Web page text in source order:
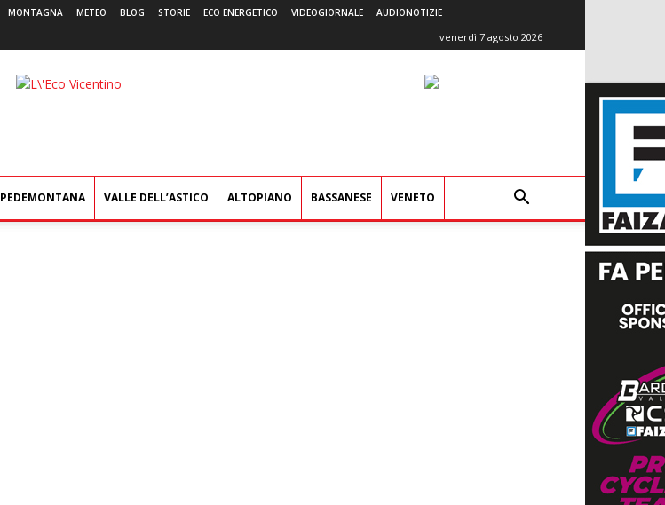
MONTAGNA METEO BLOG STORIE ECO ENERGETICO VIDEOGIORNALE AUDIONOTIZIE
venerdì 7 agosto 2026
L'Eco
PEDEMONTANA VALLE DELL’ASTICO ALTOPIANO BASSANESE VENETO